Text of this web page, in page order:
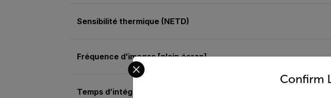
Sensibilité thermique (NETD)
Fréquence d’images [plein écran]
Temps d’intégration
Confirm
Select your preferred country and language from the